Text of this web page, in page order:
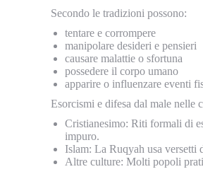
Secondo le tradizioni possono:
tentare e corrompere
manipolare desideri e pensieri
causare malattie o sfortuna
possedere il corpo umano
apparire o influenzare eventi
Esorcismi e difesa dal male nelle
Cristianesimo: Riti formali di
impuro.
Islam: La Ruqyah usa
Altre culture: Molti popoli